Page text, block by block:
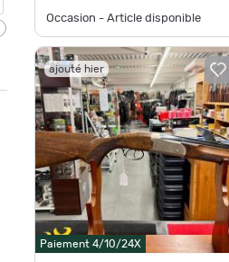
Occasion - Article disponible
ajouté hier
Paiement 4/10/24X